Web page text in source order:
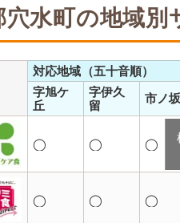
ることなく楽しめ
水町の地域別
対応地域（五十音順）
字旭ケ
丘
字伊久
留
市ノ坂
◯ ◯ ◯
◯ ◯ ◯